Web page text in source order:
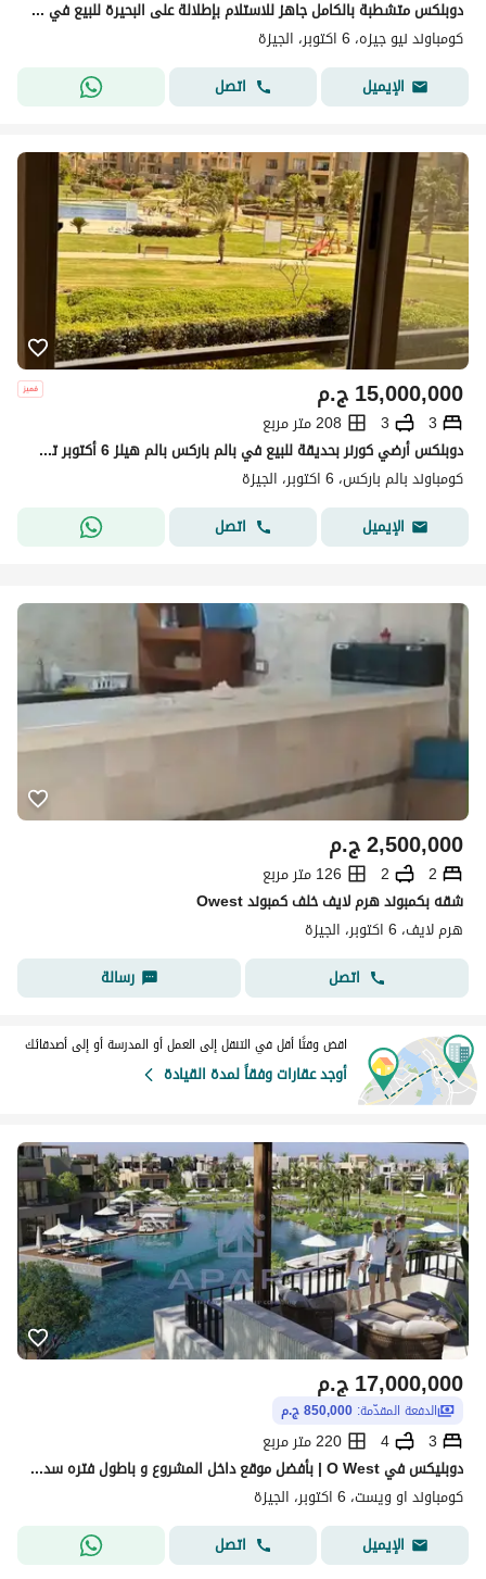
دوبلكس متشطبة بالكامل جاهز للاستلام بإطلالة على البحيرة للبيع في نيو جيزة 6 أكتوبر من تطوير جي ديفلوبمنتس (المعروفة باسم نيو جيزة ديفلوبمنتس)
كومباوند نيو جيزه، 6 اكتوبر، الجيزة
الإيميل
اتصل
ج.م15,000,000
3
3
208 متر مربع
دوبلكس أرضي كورنر بحديقة للبيع في بالم باركس بالم هيلز 6 أكتوبر تشطيب سوبر لوكس بالمطبخ Palm Parks Palm Hills 6th of October
كومباوند بالم باركس، 6 اكتوبر، الجيزة
الإيميل
اتصل
ج.م2,500,000
2
2
126 متر مربع
شقه بكمبوند هرم لايف خلف كمبوند Owest
هرم لايف، 6 اكتوبر، الجيزة
اتصل
رسالة
اقض وقتًا أقل في التنقل إلى العمل أو المدرسة أو إلى أصدقائك
أوجد عقارات وفقاً لمدة القيادة
ج.م17,000,000
الدفعة المقدّمة: 850,000 ج.م
3
4
220 متر مربع
دوبليكس في O West | بأفضل موقع داخل المشروع و باطول فتره سداد و افضل سعر
كومباوند او ويست، 6 اكتوبر، الجيزة
الإيميل
اتصل